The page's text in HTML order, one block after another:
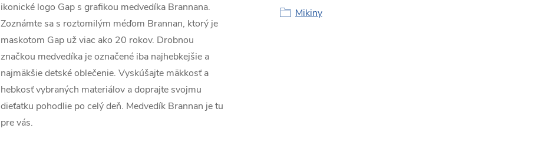
ikonické logo Gap s grafikou medvedíka Brannana.
Zoznámte sa s roztomilým méďom Brannan, ktorý je
maskotom Gap už viac ako 20 rokov. Drobnou
značkou medvedíka je označené iba najhebkejšie a
najmäkšie detské oblečenie. Vyskúšajte mäkkosť a
hebkosť vybraných materiálov a doprajte svojmu
dieťatku pohodlie po celý deň. Medvedík Brannan je tu
pre vás.
Mikiny